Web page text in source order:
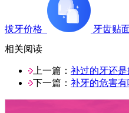
拔牙价格
牙齿贴
相关阅读
上一篇： 补过的牙还是
下一篇： 补牙的危害有